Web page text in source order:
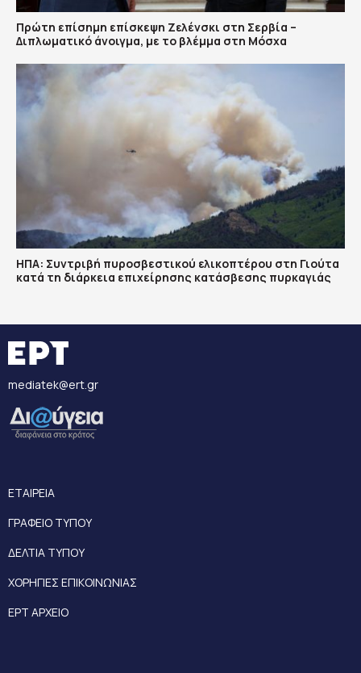
Πρώτη επίσημη επίσκεψη Ζελένσκι στη Σερβία –
Διπλωματικό άνοιγμα, με το βλέμμα στη Μόσχα
ΗΠΑ: Συντριβή πυροσβεστικού ελικοπτέρου στη Γιούτα
κατά τη διάρκεια επιχείρησης κατάσβεσης πυρκαγιάς
mediatek@ert.gr
ΕΤΑΙΡΕΙΑ
ΓΡΑΦΕΙΟ ΤΥΠΟΥ
ΔΕΛΤΙΑ ΤΥΠΟΥ
ΧΟΡΗΓΙΕΣ ΕΠΙΚΟΙΝΩΝΙΑΣ
ΕΡΤ ΑΡΧΕΙΟ